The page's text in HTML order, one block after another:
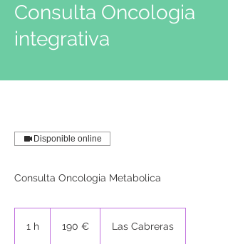
Consulta Oncologia
integrativa
Disponible online
Consulta Oncologia Metabolica
1 h 190 € Las Cabreras